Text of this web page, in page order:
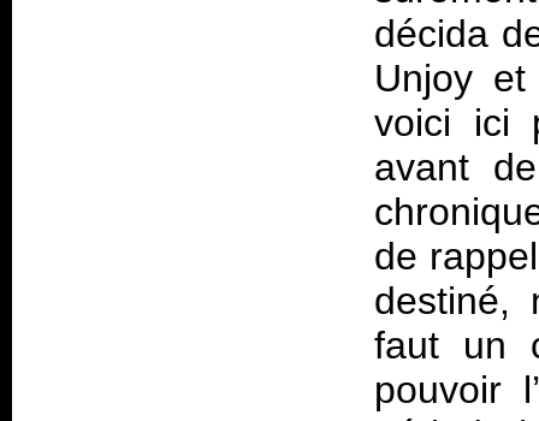
décida
Unjoy
voici ici
avant
de
destiné,
faut un
pouvoir